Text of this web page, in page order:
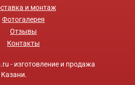
и монтаж
Фотогалерея
Отзывы
Контакты
- изготовление и продажа